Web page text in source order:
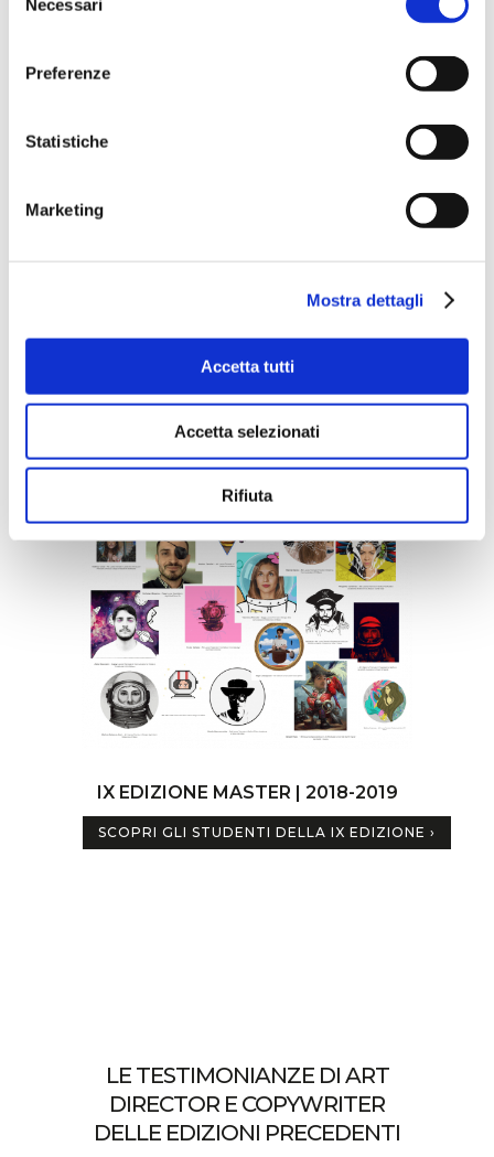
delNecessari
Preferenze
Statistiche
Marketing
Mostra dettagli
Accetta tutti
Accetta selezionati
Rifiuta
X EDIZIONE MASTER | 2019-2020
SCOPRI GLI STUDENTI DELLA X EDIZIONE ›
IX EDIZIONE MASTER | 2018-2019
SCOPRI GLI STUDENTI DELLA IX EDIZIONE ›
LE TESTIMONIANZE DI ART
DIRECTOR E COPYWRITER
DELLE EDIZIONI PRECEDENTI